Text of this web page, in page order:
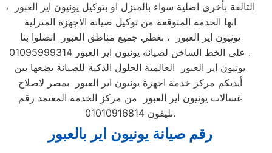
التالفة بأخري اصلية سواء بالمنزل او بتوكيل يونيون اير العبور ،
انها الخدمة المتوقعة من توكيل صيانة الاجهزة المنزلية
يونيون اير العبور ، نغطي جميع مناطق العبور اتصلوا بنا
على الخط الساخن لصيانه يونيون اير العبور 01095999314 .
يونيون اير العبور العالمية الحلول الذكية للصيانة يضعها بين
أيديكم مركز خدمة اجهزة يونيون اير العبور بمصر لاصلاح
غسالات يونيون اير العبور من مركز الخدمة المعتمد رقم
تليفون 01010916814.
رقم صيانة يونيون اير بالعبور